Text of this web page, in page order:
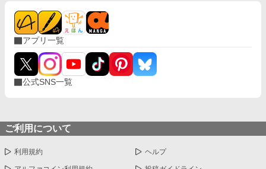
アプリ一覧
公式SNS一覧
ご利用について
利用規約 ヘルプ